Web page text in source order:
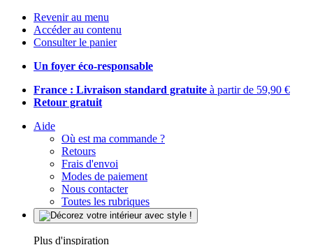
Revenir au menu
Accéder au contenu
Consulter le panier
Un foyer éco-responsable
France : Livraison standard gratuite à partir de 59,90 €
Retour gratuit
Aide
Où est ma commande ?
Retours
Frais d'envoi
Modes de paiement
Nous contacter
Toutes les rubriques
Plus d'inspiration